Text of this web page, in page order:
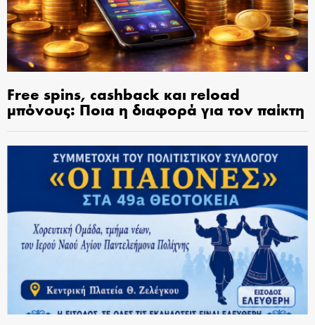
Free spins, cashback και reload
μπόνους: Ποια η διαφορά για τον παίκτη